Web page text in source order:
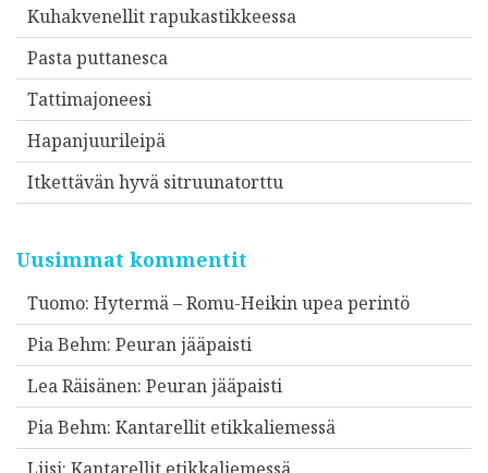
Kuhakvenellit rapukastikkeessa
Pasta puttanesca
Tattimajoneesi
Hapanjuurileipä
Itkettävän hyvä sitruunatorttu
Uusimmat kommentit
Tuomo: Hytermä – Romu-Heikin upea perintö
Pia Behm: Peuran jääpaisti
Lea Räisänen: Peuran jääpaisti
Pia Behm: Kantarellit etikkaliemessä
Liisi: Kantarellit etikkaliemessä